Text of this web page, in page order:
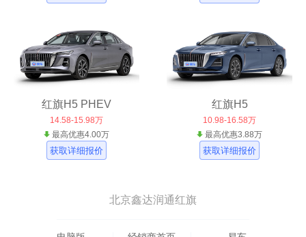
红旗H5 PHEV
14.58-15.98万
最高优惠4.00万
获取详细报价
红旗H5
10.98-16.58万
最高优惠3.88万
获取详细报价
北京鑫达润通红旗